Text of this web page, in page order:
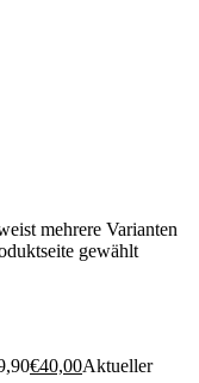
mehrere Varianten
gewählt
€40,00Aktueller